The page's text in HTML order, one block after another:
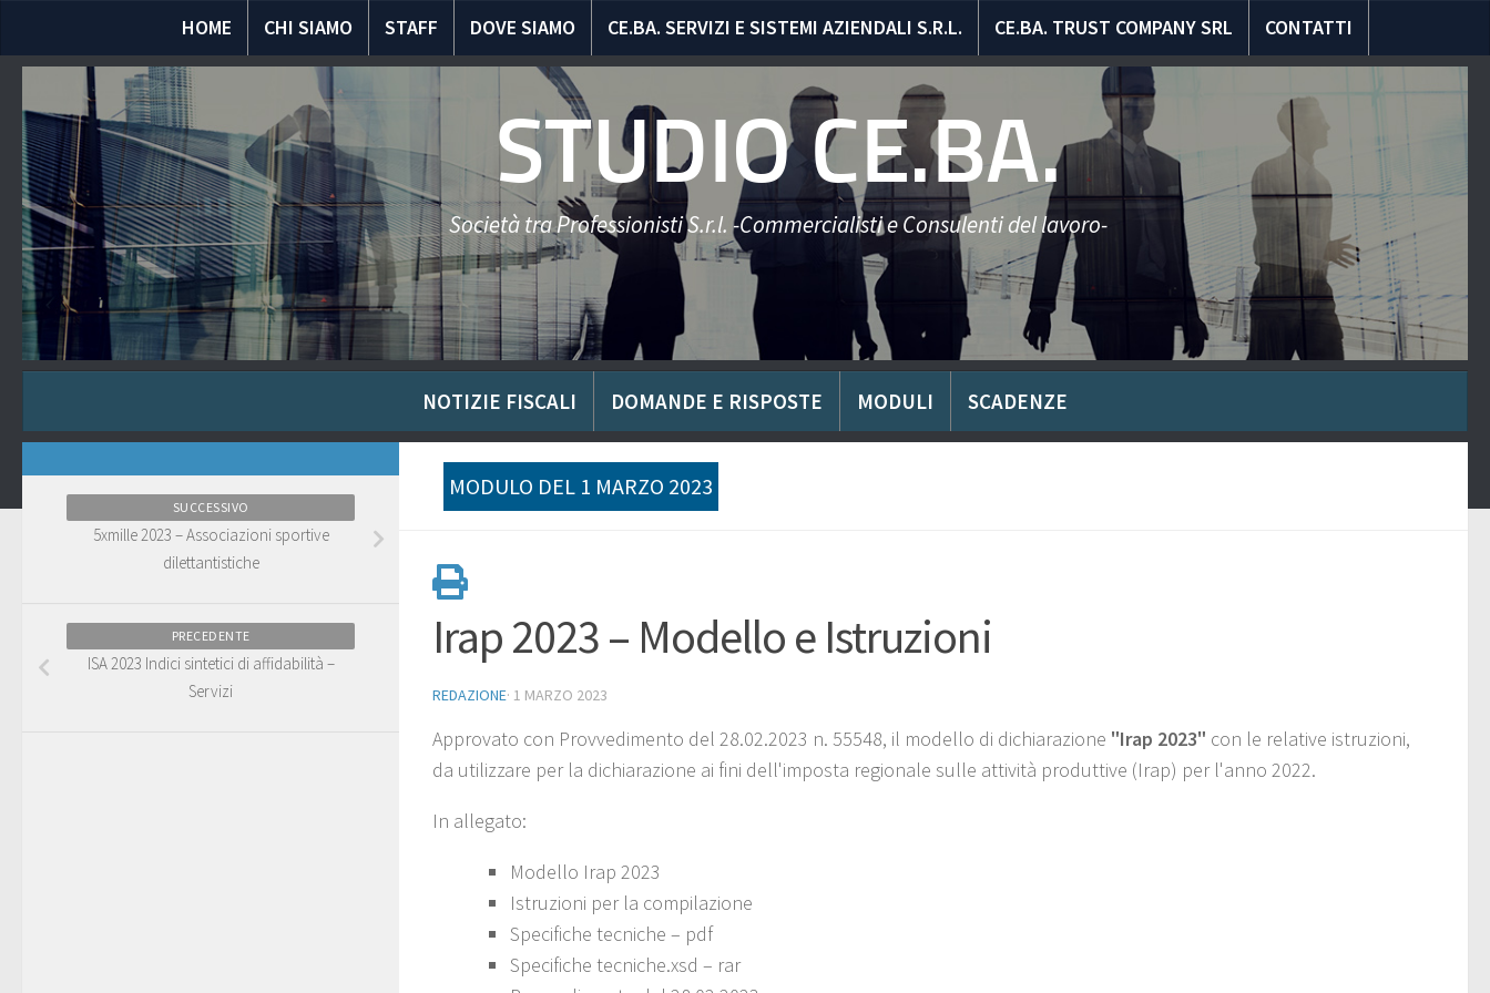
HOME CHI SIAMO STAFF DOVE SIAMO CE.BA. SERVIZI E SISTEMI AZIENDALI S.R.L. CE.BA. TRUST COMPANY SRL CONTATTI
STUDIO CE.BA.
Società tra Professionisti S.r.l. -Commercialisti e Consulenti del lavoro-
NOTIZIE FISCALI DOMANDE E RISPOSTE MODULI SCADENZE
MODULO DEL 1 MARZO 2023
Irap 2023 – Modello e Istruzioni
REDAZIONE· 1 MARZO 2023
Approvato con Provvedimento del 28.02.2023 n. 55548, il modello di dichiarazione "Irap 2023" con le relative istruzioni,
da utilizzare per la dichiarazione ai fini dell'imposta regionale sulle attività produttive (Irap) per l'anno 2022.
In allegato:
Modello Irap 2023
Istruzioni per la compilazione
Specifiche tecniche – pdf
Specifiche tecniche.xsd – rar
SUCCESSIVO
5xmille 2023 – Associazioni sportive
dilettantistiche
PRECEDENTE
ISA 2023 Indici sintetici di affidabilità –
Servizi